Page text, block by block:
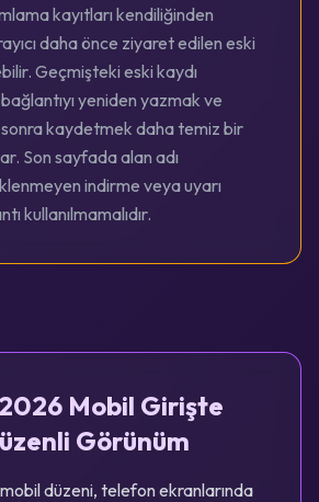
kayıtları kendiliğinden
daha önce ziyaret edilen eski
Geçmişteki eski kaydı
yeniden yazmak ve
kaydetmek daha temiz bir
Son sayfada alan adı
indirme veya uyarı
kullanılmamalıdır.
Mobil Girişte
Görünüm
düzeni, telefon ekranlarında